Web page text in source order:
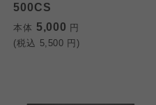
500CS
本体 5,000 円
(税込 5,500 円)